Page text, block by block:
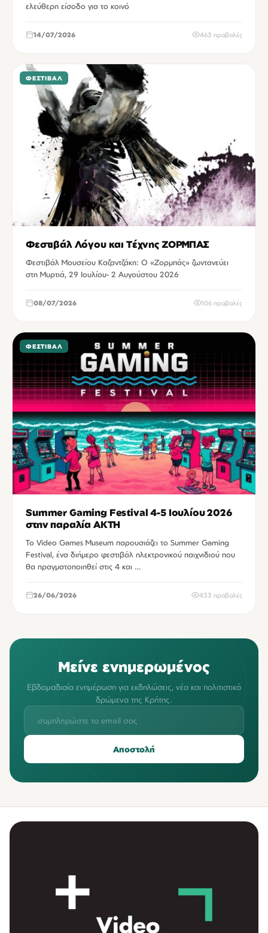
ελεύθερη είσοδο για το κοινό
14/07/2026 463 προβολές
ΦΕΣΤΙΒΆΛ
Φεστιβάλ Λόγου και Τέχνης ΖΟΡΜΠΑΣ
Φεστιβάλ Μουσείου Καζαντζάκη: Ο «Ζορμπάς» ζωντανεύει
στη Μυρτιά, 29 Ιουλίου- 2 Αυγούστου 2026
08/07/2026 106 προβολές
ΦΕΣΤΙΒΆΛ
Summer Gaming Festival 4-5 Ιουλίου 2026
στην παραλία ΑΚΤΗ
Το Video Games Museum παρουσιάζει το Summer Gaming
Festival, ένα διήμερο φεστιβάλ ηλεκτρονικού παιχνιδιού που
θα πραγματοποιηθεί στις 4 και …
26/06/2026 433 προβολές
Μείνε ενημερωμένος
Εβδομαδιαία ενημέρωση για εκδηλώσεις, νέα και πολιτιστικά
δρώμενα της Κρήτης.
Αποστολή